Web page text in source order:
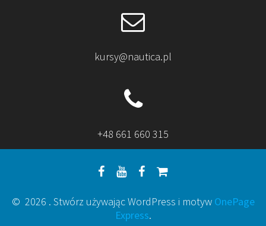
kursy@nautica.pl
+48 661 660 315
© 2026 . Stwórz używając WordPress i motyw OnePage
Express.